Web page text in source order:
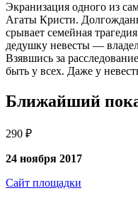
Экранизация одного из
Агаты Кристи.
срывает семейная
дедушку невесты —
Взявшись за
быть у всех. Даже у
Ближайший
290 ₽
24 ноября 2017
Сайт площадки